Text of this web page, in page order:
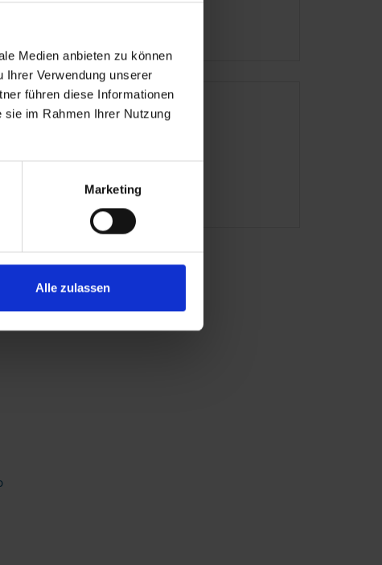
Medien anbieten zu können
Ihrer Verwendung unserer
führen diese Informationen
sie im Rahmen Ihrer Nutzung
Marketing
Alle zulassen
Maritimo Beach Hotel